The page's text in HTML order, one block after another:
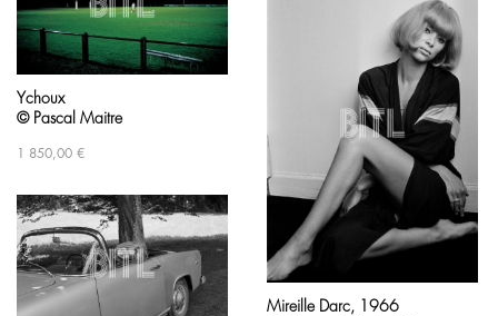
Ychoux
© Pascal Maitre
1 850,00 €
Mireille Darc, 1966